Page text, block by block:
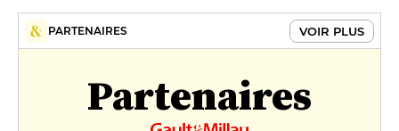
PARTENAIRES VOIR PLUS
Partenaires